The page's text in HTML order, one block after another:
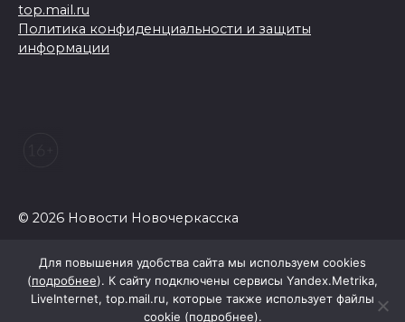
top.mail.ru
Политика конфиденциальности и защиты
информации
© 2026 Новости Новочеркасска
Для повышения удобства сайта мы используем cookies
(подробнее). К сайту подключены сервисы Yandex.Metrika,
LiveInternet, top.mail.ru, которые также использует файлы
cookie (подробнее).